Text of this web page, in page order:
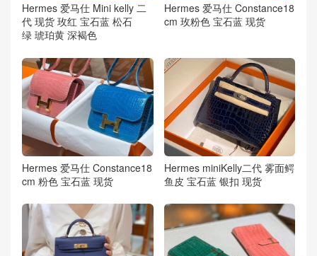
Hermes 爱马仕 Mini kelly 二
代 现货 玫红 宝石蓝 松石
绿 琥珀黄 深褐色
Hermes 爱马仕 Constance18
cm 玫粉色 宝石蓝 现货
Hermes 爱马仕 Constance18
cm 粉色 宝石蓝 现货
Hermes miniKelly二代 雾面鳄
鱼皮 宝石蓝 银扣 现货